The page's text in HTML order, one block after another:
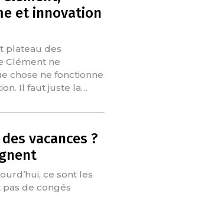
et innovation
plateau des
Clément ne
chose ne fonctionne
Il faut juste la…
vacances ?
ce sont les
de congés